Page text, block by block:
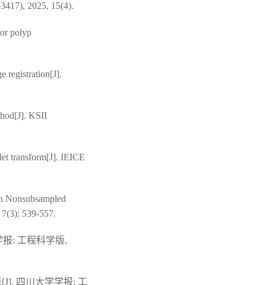
2025, 15(4).
polyp
registration[J].
KSII
transform[J]. IEICE
Nonsubsampled
539-557.
: 工程科学版,
四川大学学报: 工